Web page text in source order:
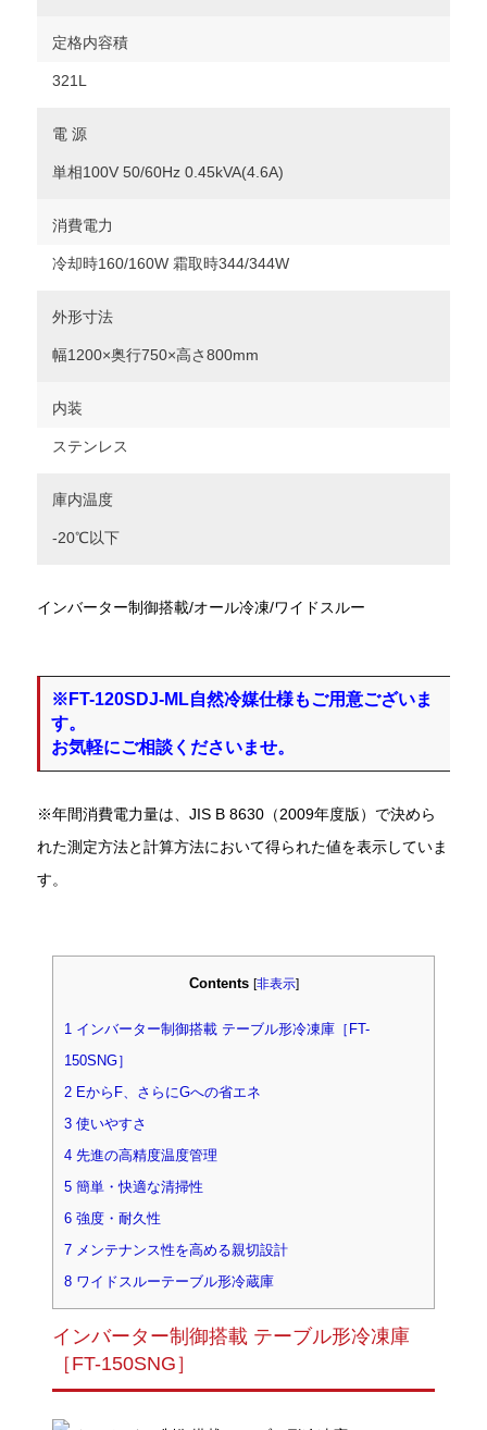
定格内容積
321L
電 源
単相100V 50/60Hz 0.45kVA(4.6A)
消費電力
冷却時160/160W 霜取時344/344W
外形寸法
幅1200×奥行750×高さ800mm
内装
ステンレス
庫内温度
-20℃以下
インバーター制御搭載/オール冷凍/ワイドスルー
※FT-120SDJ-ML自然冷媒仕様もご用意ございま
す。
お気軽にご相談くださいませ。
※年間消費電力量は、JIS B 8630（2009年度版）で決めら
れた測定方法と計算方法において得られた値を表示していま
す。
Contents [非表示]
1 インバーター制御搭載 テーブル形冷凍庫［FT-
150SNG］
2 EからF、さらにGへの省エネ
3 使いやすさ
4 先進の高精度温度管理
5 簡単・快適な清掃性
6 強度・耐久性
7 メンテナンス性を高める親切設計
8 ワイドスルーテーブル形冷蔵庫
インバーター制御搭載 テーブル形冷凍庫
［FT-150SNG］